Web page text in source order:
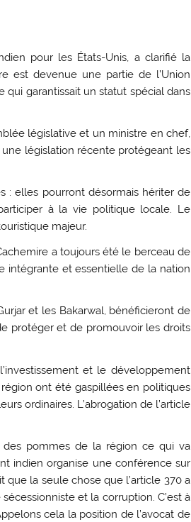
pour les États-Unis, a clarifié la
est devenue une partie de l’Union
qui garantissait un statut spécial dans
législative et un ministre en chef,
législation récente protégeant les
: elles pourront désormais hériter de
à la vie politique locale. Le
majeur.
a toujours été le berceau de
intégrante et essentielle de la nation
et les Bakarwal, bénéficieront de
protéger et de promouvoir les droits
et le développement
ont été gaspillées en politiques
ordinaires. L’abrogation de l’article
des pommes de la région ce qui va
indien organise une conférence sur
la seule chose que l’article 370 a
et la corruption. C’est à
cela la position de l’avocat de